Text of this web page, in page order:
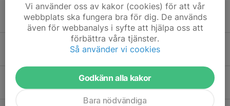
Föräldrarmatch
20 jan, 09:58 0
Träningar framöver F16/F17
12 jan, 22:19 1
Terminsstart innebandy F16/17
2 jan, 18:23 0
Vi använder oss av kakor (cookies) för att vår
webbplats ska fungera bra för dig. De används
även för webbanalys i syfte att hjälpa oss att
förbättra våra tjänster.
Så använder vi cookies
Godkänn alla kakor
Bara nödvändiga